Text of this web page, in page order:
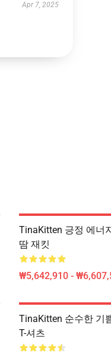
Apr 7, 2025
TinaKitten 긍정 에너
땀 재킷
₩5,642,910 -
TinaKitten 순수한 기
T-셔츠